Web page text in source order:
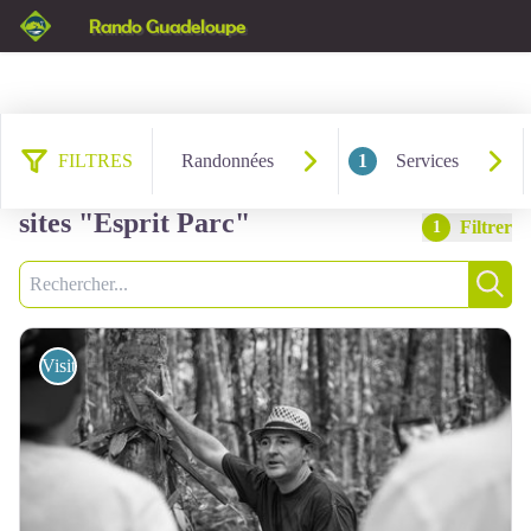
Rando Guadeloupe
FILTRES Randonnées 1 Services
6 résultats services : Visites de
sites "Esprit Parc"
1 Filtrer
Recherche
Visites de sites "Esprit Parc"